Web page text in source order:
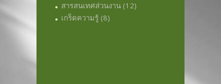
สารสนเทศส่วนงาน (12)
เกร็ดความรู้ (8)